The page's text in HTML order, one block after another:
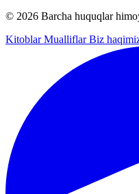
© 2026 Barcha huquqlar
KitoblarMualliflarBiz